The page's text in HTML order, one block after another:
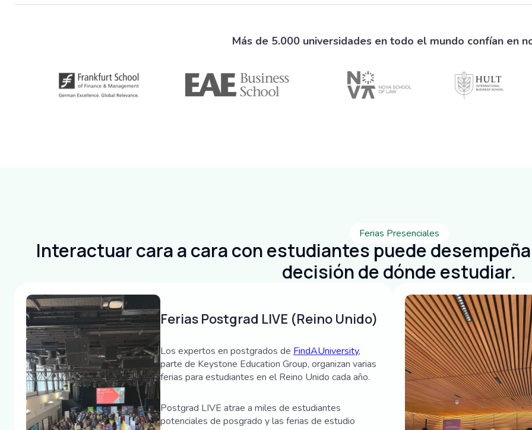
Más de 5.000 universidades en todo el mundo confían en
Ferias Presenciales
Interactuar cara a cara con estudiantes puede
decisión de dónde estudiar.
Ferias Postgrad LIVE (Reino Unido)
Los expertos en postgrados de FindAUniversity,
parte de Keystone Education Group, organizan varias
ferias para estudiantes en el Reino Unido cada año.
Postgrad LIVE atrae a miles de estudiantes
potenciales de posgrado y las ferias de estudio